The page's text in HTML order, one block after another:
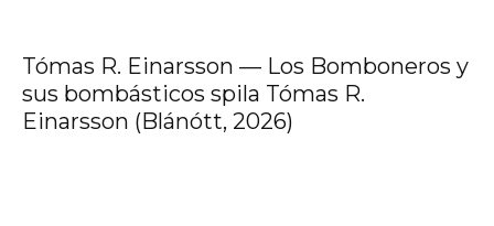
Tómas R. Einarsson — Los Bomboneros y
sus bombásticos spila Tómas R.
Einarsson (Blánótt, 2026)